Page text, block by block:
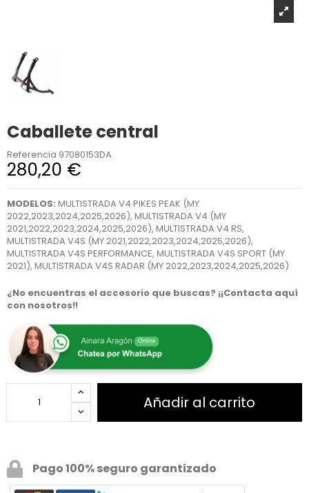
Caballete central
Referencia 97080153DA
280,20 €
MODELOS: MULTISTRADA V4 PIKES PEAK (MY
2022,2023,2024,2025,2026), MULTISTRADA V4 (MY
2021,2022,2023,2024,2025,2026), MULTISTRADA V4 RS,
MULTISTRADA V4S (MY 2021,2022,2023,2024,2025,2026),
MULTISTRADA V4S PERFORMANCE, MULTISTRADA V4S SPORT (MY
2021), MULTISTRADA V4S RADAR (MY 2022,2023,2024,2025,2026)
¿No encuentras el accesorio que buscas? ¡¡Contacta aquí
con nosotros!!
Añadir al carrito
Pago 100% seguro garantizado